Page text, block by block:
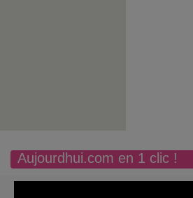
Aujourdhui.com en 1 clic !